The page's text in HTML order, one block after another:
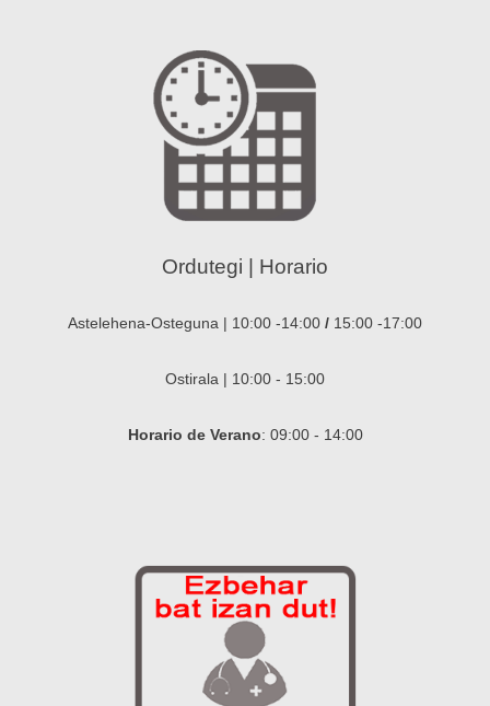
Ordutegi | Horario
Astelehena-Osteguna | 10:00 -14:00 / 15:00 -17:00
Ostirala | 10:00 - 15:00
Horario de Verano: 09:00 - 14:00